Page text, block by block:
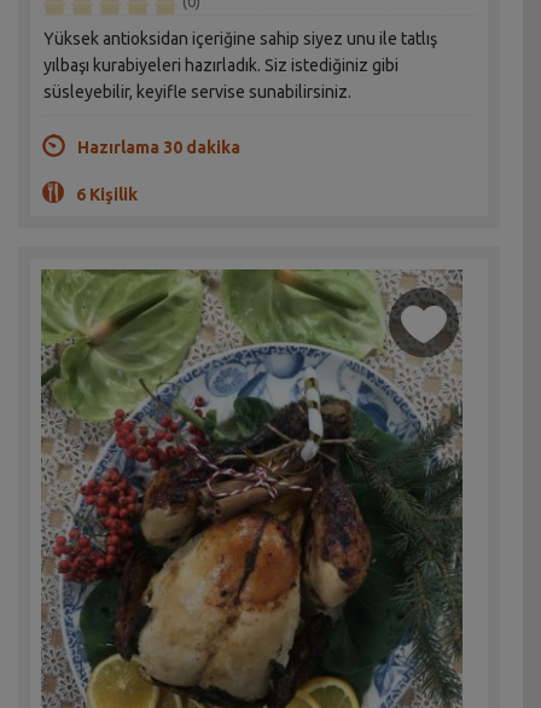
Yüksek antioksidan içeriğine sahip siyez unu ile tatlış
yılbaşı kurabiyeleri hazırladık. Siz istediğiniz gibi
süsleyebilir, keyifle servise sunabilirsiniz.
Hazırlama 30 dakika
6 Kişilik